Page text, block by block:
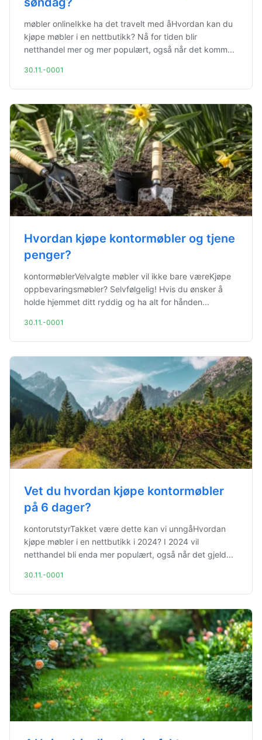
møbler onlineIkke ha det travelt med åHvordan kan du
kjøpe møbler i en nettbutikk? Nå for tiden blir
netthandel mer og mer populært, også når det komm...
30.11.-0001
Hvordan kjøpe kontormøbler og tjene
penger?
kontormøblerVelvalgte møbler vil ikke bare væreKjøpe
oppbevaringsmøbler? Selvfølgelig! Hvis du ønsker å
holde hjemmet ditt ryddig og ha alt for hånden...
30.11.-0001
Vet du hvordan kjøpe kontormøbler
på 6 dager?
kontorutstyrTakket være dette kan vi unngåHvordan
kjøpe møbler i en nettbutikk i 2024? I 2024 vil
netthandel bli enda mer populært, også når det gjeld...
30.11.-0001